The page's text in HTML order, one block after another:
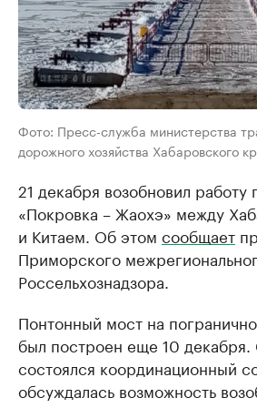
Фото: Пресс-служба министерства
дорожного хозяйства Хабаровского
21 декабря возобновил работу
«Покровка – Жаохэ» между
и Китаем. Об этом сообщает
Приморского
Россельхознадзора.
Понтонный мост на
был построен еще 10 декабря.
состоялся координационный
обсуждалась возможность